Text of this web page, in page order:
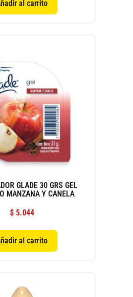
al carrito
GLADE 30 GRS GEL
MANZANA Y CANELA
$5.044
al carrito